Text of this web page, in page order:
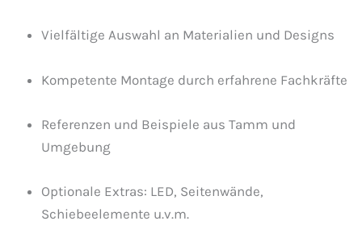
Vielfältige Auswahl an Materialien und Designs
Kompetente Montage durch erfahrene Fachkräfte
Referenzen und Beispiele aus Tamm und
Umgebung
Optionale Extras: LED, Seitenwände,
Schiebeelemente u.v.m.